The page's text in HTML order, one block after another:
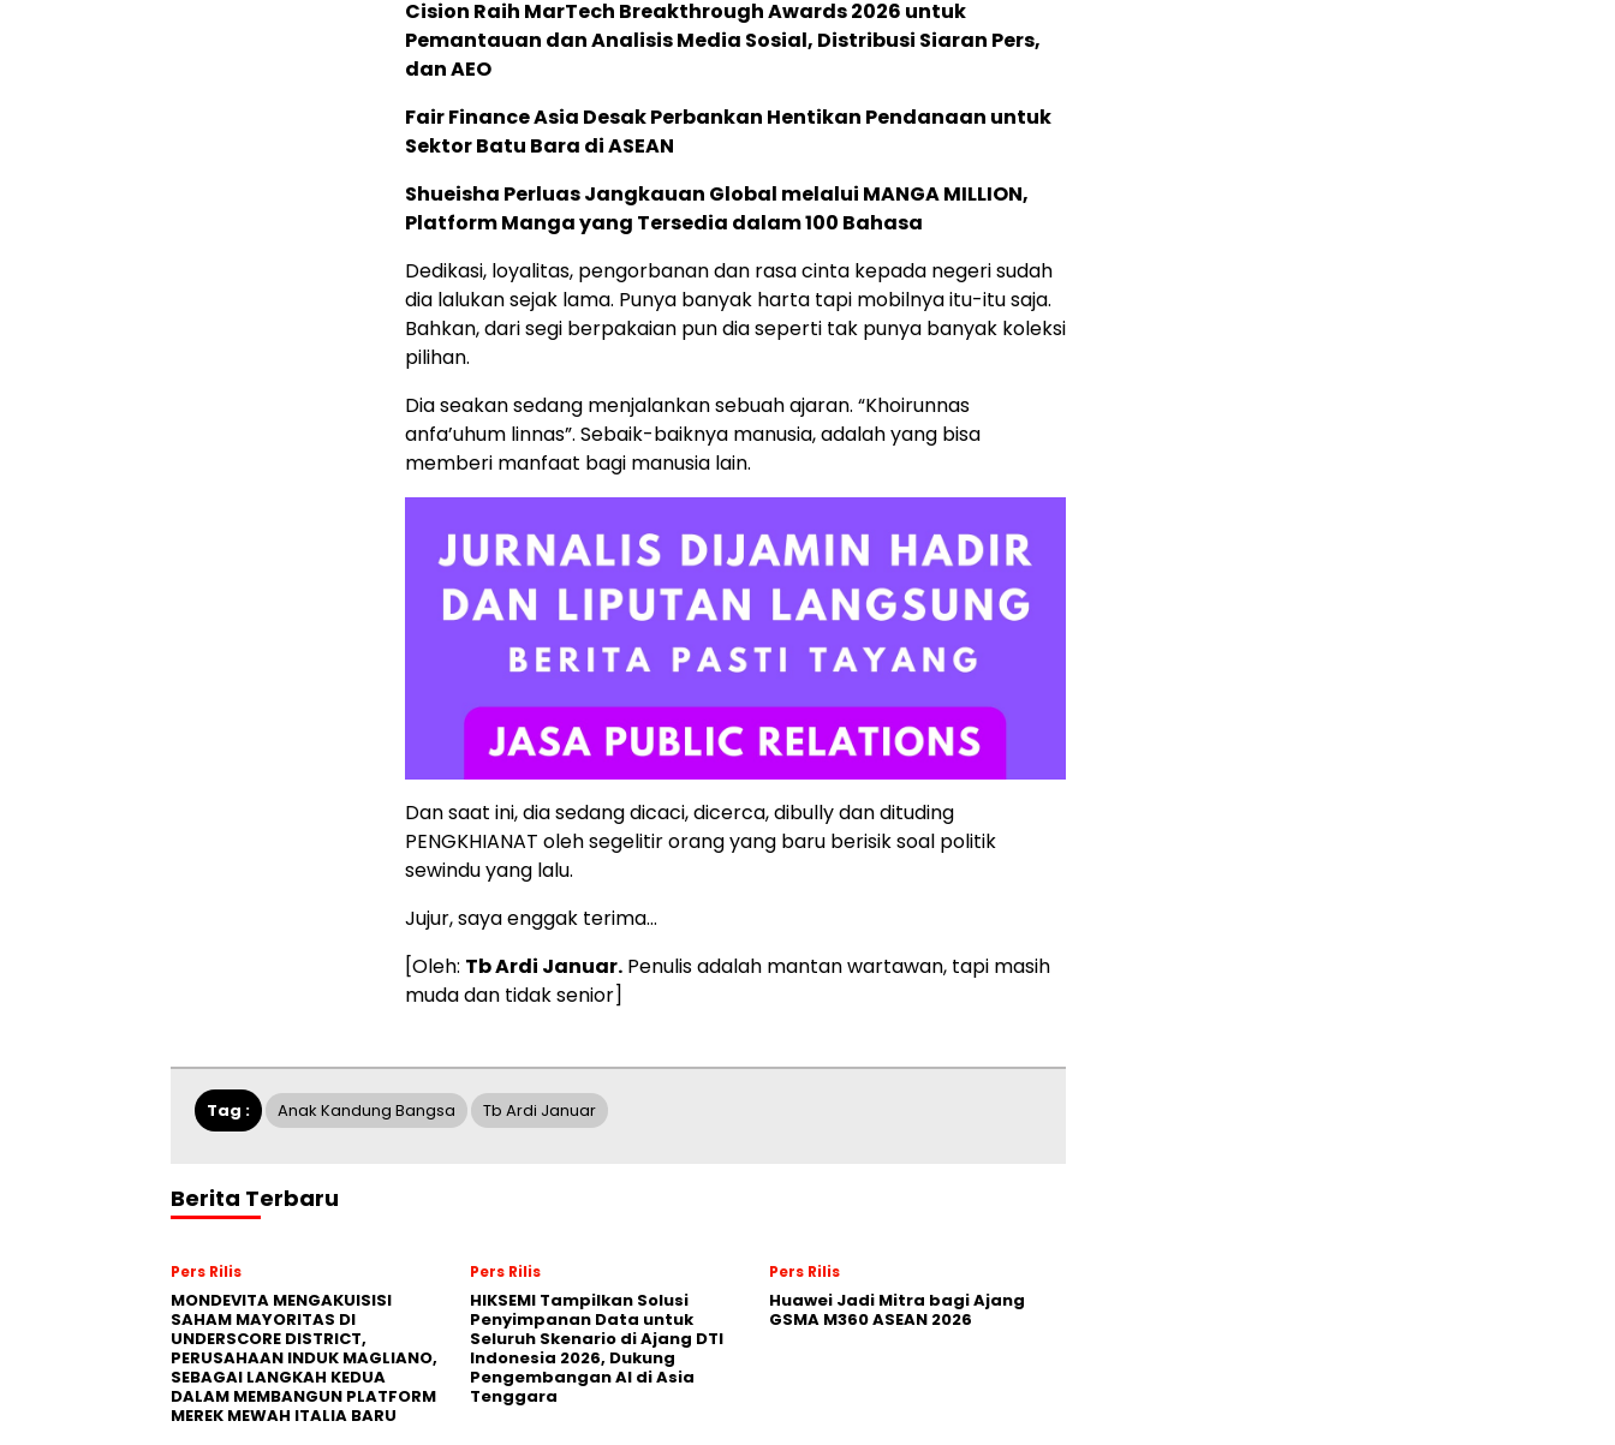
Cision Raih MarTech Breakthrough Awards 2026 untuk
Pemantauan dan Analisis Media Sosial, Distribusi Siaran Pers,
dan AEO
Fair Finance Asia Desak Perbankan Hentikan Pendanaan untuk
Sektor Batu Bara di ASEAN
Shueisha Perluas Jangkauan Global melalui MANGA MILLION,
Platform Manga yang Tersedia dalam 100 Bahasa
Dedikasi, loyalitas, pengorbanan dan rasa cinta kepada negeri sudah
dia lalukan sejak lama. Punya banyak harta tapi mobilnya itu-itu saja.
Bahkan, dari segi berpakaian pun dia seperti tak punya banyak koleksi
pilihan.
Dia seakan sedang menjalankan sebuah ajaran. “Khoirunnas
anfa’uhum linnas”. Sebaik-baiknya manusia, adalah yang bisa
memberi manfaat bagi manusia lain.
Dan saat ini, dia sedang dicaci, dicerca, dibully dan dituding
PENGKHIANAT oleh segelitir orang yang baru berisik soal politik
sewindu yang lalu.
Jujur, saya enggak terima…
[Oleh: Tb Ardi Januar. Penulis adalah mantan wartawan, tapi masih
muda dan tidak senior]
Tag : Anak Kandung Bangsa Tb Ardi Januar
Berita Terbaru
Pers Rilis
MONDEVITA MENGAKUISISI
SAHAM MAYORITAS DI
UNDERSCORE DISTRICT,
PERUSAHAAN INDUK MAGLIANO,
SEBAGAI LANGKAH KEDUA
DALAM MEMBANGUN PLATFORM
MEREK MEWAH ITALIA BARU
Pers Rilis
HIKSEMI Tampilkan Solusi
Penyimpanan Data untuk
Seluruh Skenario di Ajang DTI
Indonesia 2026, Dukung
Pengembangan AI di Asia
Tenggara
Pers Rilis
Huawei Jadi Mitra bagi Ajang
GSMA M360 ASEAN 2026